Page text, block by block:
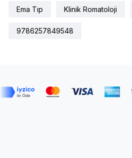
Ema Tıp Klinik Romatoloji
9786257849548